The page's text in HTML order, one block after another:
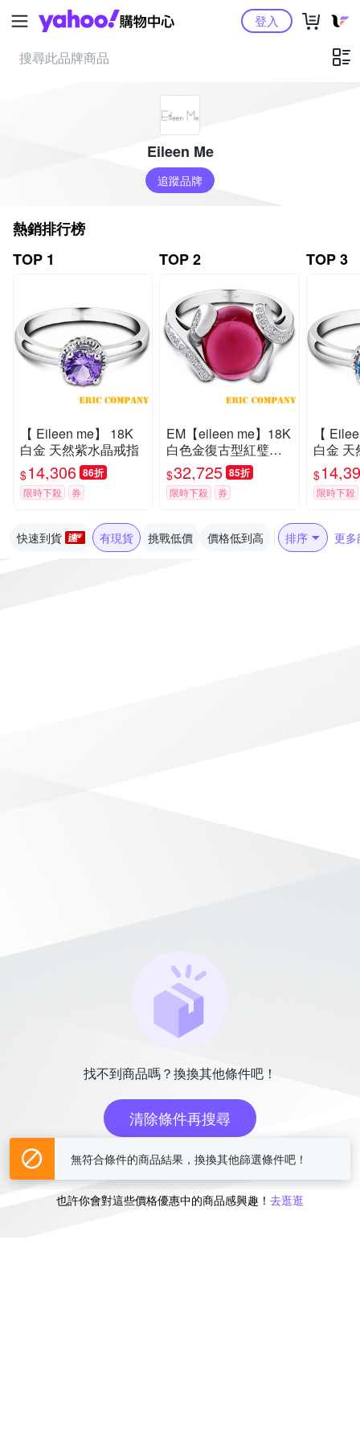
Yahoo購物中心登入
Eileen Me
追蹤品牌
熱銷排行榜
TOP 1
【 Eileen me】 18K
白金 天然紫水晶戒指
$14,306 86折
限時下殺 券
TOP 2
EM【eileen me】18K
白色金復古型紅璧璽
鑽戒
$32,725 85折
限時下殺 券
TOP 3
【
白金 天
戒指
$
限時下殺
快速到貨 有現貨 挑戰低價 價格低到高 排序 更多
找不到商品嗎？換換其他條件吧！
清除條件再搜尋
或
也許你會對這些價格優惠中的商品感興趣！ 去逛逛
無符合條件的商品結果，換換其他篩選條件吧！